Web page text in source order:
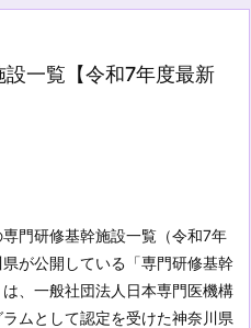
一覧【令和7年度最新
門研修基幹施設一覧（令和7年
が公開している「専門研修基幹
、一般社団法人日本専門医機構
ムとして認定を受けた神奈川県